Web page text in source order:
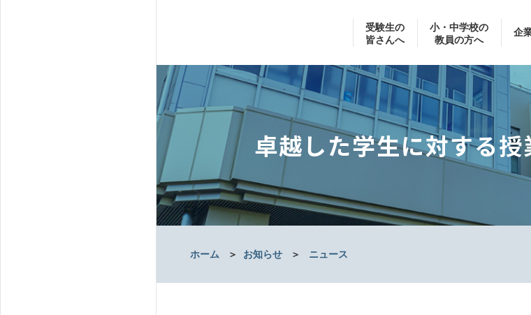
受験生の
皆さんへ
小・中学校の
教員の方へ
企
卓越した学生に対する
ホーム ＞ お知らせ ＞ ニュース